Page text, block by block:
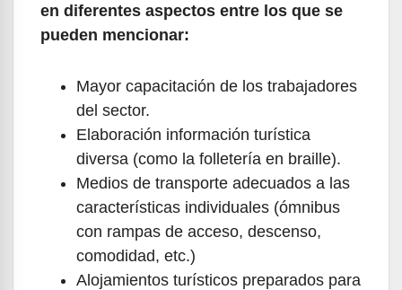
en diferentes aspectos entre los que se
pueden mencionar:
Mayor capacitación de los trabajadores
del sector.
Elaboración información turística
diversa (como la folletería en braille).
Medios de transporte adecuados a las
características individuales (ómnibus
con rampas de acceso, descenso,
comodidad, etc.)
Alojamientos turísticos preparados para